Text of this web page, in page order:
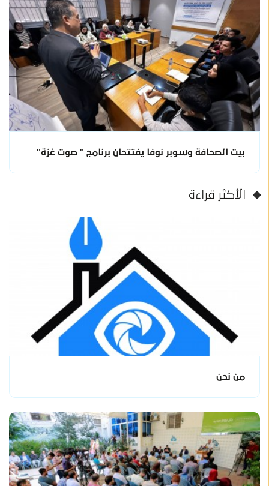
بيت الصحافة وسوبر نوفا يفتتحان برنامج " صوت غزة"
الأكثر قراءة
من نحن